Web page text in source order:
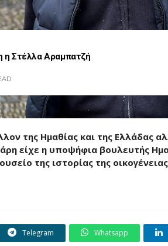
η Στέλλα Αραμπατζή
της Ημαθίας και της Ελλάδας
είχε η υποψήφια βουλευτής
της ιστορίας της
Telegram Whatsapp